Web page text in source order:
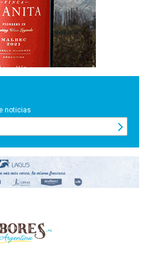
noticias